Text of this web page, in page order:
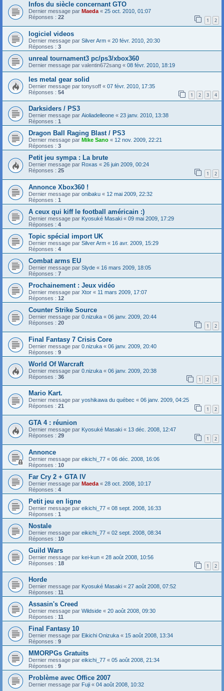
Infos du siècle concernant GTO
Dernier message par Maeda « 25 oct. 2010, 01:07
Réponses : 22 1 2
logiciel videos
Dernier message par Silver Arm « 20 févr. 2010, 20:30
Réponses : 3
unreal tournament3 pc/ps3/xbox360
Dernier message par valentin672sang « 08 févr. 2010, 18:19
les metal gear solid
Dernier message par tonysoff « 07 févr. 2010, 17:35
Réponses : 54 1 2 3 4
Darksiders / PS3
Dernier message par Aioliadelleone « 23 janv. 2010, 13:38
Réponses : 1
Dragon Ball Raging Blast / PS3
Dernier message par Mike Sano « 12 nov. 2009, 22:21
Réponses : 3
Petit jeu sympa : La brute
Dernier message par Roxas « 26 juin 2009, 00:24
Réponses : 25 1 2
Annonce Xbox360 !
Dernier message par onibaku « 12 mai 2009, 22:32
Réponses : 1
A ceux qui kiff le football américain :)
Dernier message par Kyosuké Masaki « 09 mai 2009, 17:29
Réponses : 4
Topic spécial import UK
Dernier message par Silver Arm « 16 avr. 2009, 15:29
Réponses : 4
Combat arms EU
Dernier message par Slyde « 16 mars 2009, 18:05
Réponses : 7
Prochainement : Jeux vidéo
Dernier message par Xtor « 11 mars 2009, 17:07
Réponses : 12
Counter Strike Source
Dernier message par 0.nizuka « 06 janv. 2009, 20:44
Réponses : 20 1 2
Final Fantasy 7 Crisis Core
Dernier message par 0.nizuka « 06 janv. 2009, 20:40
Réponses : 9
World Of Warcraft
Dernier message par 0.nizuka « 06 janv. 2009, 20:38
Réponses : 36 1 2 3
Mario Kart.
Dernier message par yoshikawa du québec « 06 janv. 2009, 04:25
Réponses : 21 1 2
GTA 4 : réunion
Dernier message par Kyosuké Masaki « 13 déc. 2008, 12:47
Réponses : 29 1 2
Annonce
Dernier message par eikichi_77 « 06 déc. 2008, 16:06
Réponses : 10
Far Cry 2 + GTA IV
Dernier message par Maeda « 28 oct. 2008, 10:17
Réponses : 4
Petit jeu en ligne
Dernier message par eikichi_77 « 08 sept. 2008, 16:33
Réponses : 1
Nostale
Dernier message par eikichi_77 « 02 sept. 2008, 08:34
Réponses : 10
Guild Wars
Dernier message par kei-kun « 28 août 2008, 10:56
Réponses : 18 1 2
Horde
Dernier message par Kyosuké Masaki « 27 août 2008, 07:52
Réponses : 11
Assasin's Creed
Dernier message par Wildside « 20 août 2008, 09:30
Réponses : 11
Final Fantasy 10
Dernier message par Eikichi Onizuka « 15 août 2008, 13:34
Réponses : 9
MMORPGs Gratuits
Dernier message par eikichi_77 « 05 août 2008, 21:34
Réponses : 9
Problème avec Office 2007
Dernier message par Fuji « 04 août 2008, 10:32